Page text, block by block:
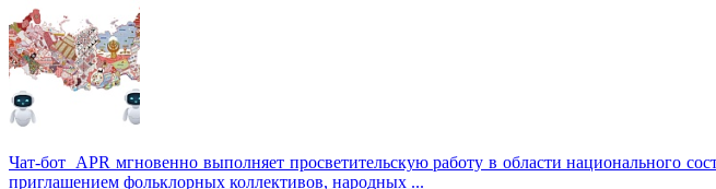
Чат-бот APR мгновенно выполняет просветительскую работу в области национального
приглашением фольклорных коллективов, народных ...